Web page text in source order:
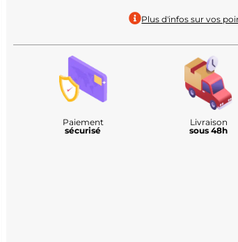
Plus d'infos sur vos
Paiement
sécurisé
Livraison
sous 48h